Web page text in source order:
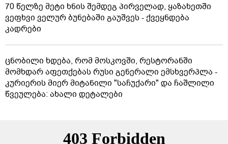
70 წელზე მეტი ხნის შემდეგ პირველად, ყაზახეთში
ვეფხვი ველურ ბუნებაში გაუშვეს - ქვეყნდება
კადრები
ცნობილი ხდება, რომ მოსკოვში, რესტორანში
მომხდარ აფეთქებას რუსი გენერალი ემსხვერპლა -
კურიერის მიერ მიტანილი "საჩუქარი" და ჩაშლილი
წვეულება: ახალი დეტალები